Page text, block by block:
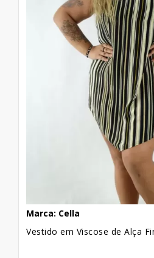
Veja Mais:
Dentro Das Tendencias
Marca: Cella